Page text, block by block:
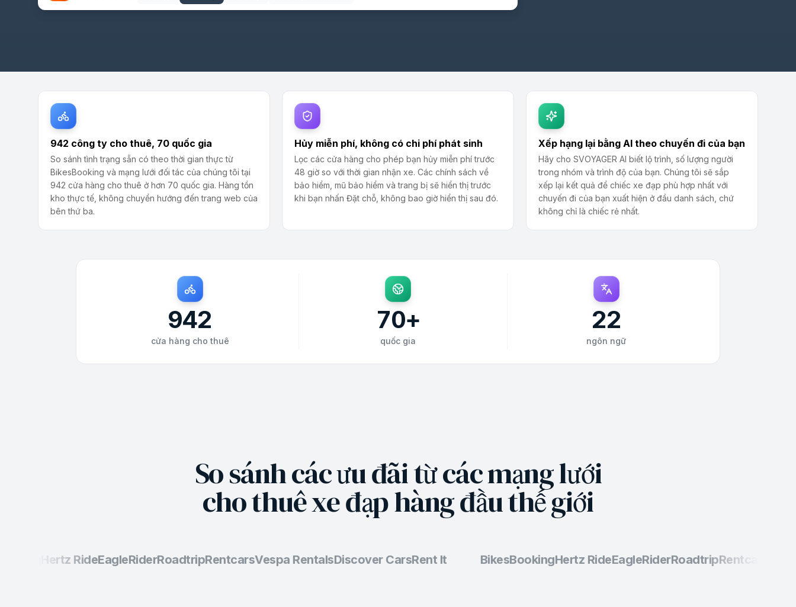
942 công ty cho thuê, 70 quốc gia
So sánh tình trạng sẵn có theo thời gian thực từ
BikesBooking và mạng lưới đối tác của chúng tôi tại
942 cửa hàng cho thuê ở hơn 70 quốc gia. Hàng tồn
kho thực tế, không chuyển hướng đến trang web của
bên thứ ba.
Hủy miễn phí, không có chi phí phát sinh
Lọc các cửa hàng cho phép bạn hủy miễn phí trước
48 giờ so với thời gian nhận xe. Các chính sách về
bảo hiểm, mũ bảo hiểm và trang bị sẽ hiển thị trước
khi bạn nhấn Đặt chỗ, không bao giờ hiển thị sau đó.
Xếp hạng lại bằng AI theo chuyến đi của bạn
Hãy cho SVOYAGER AI biết lộ trình, số lượng người
trong nhóm và trình độ của bạn. Chúng tôi sẽ sắp
xếp lại kết quả để chiếc xe đạp phù hợp nhất với
chuyến đi của bạn xuất hiện ở đầu danh sách, chứ
không chỉ là chiếc rẻ nhất.
942
cửa hàng cho thuê
70+
quốc gia
22
ngôn ngữ
So sánh các ưu đãi từ các mạng lưới
cho thuê xe đạp hàng đầu thế giới
Hertz RideEagleRiderRoadtripRentcarsVespa RentalsDiscover CarsRent It BikesBookingHertz RideEagleRiderRoadtripRentcars